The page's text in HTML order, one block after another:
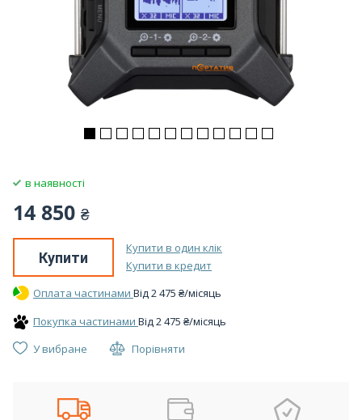
в наявності
14 850 ₴
Купити
Купити в один клік
Купити в кредит
Оплата частинами Вiд2 475 ₴/місяць
Покупка частинами Вiд2 475 ₴/місяць
У вибране
Порівняти